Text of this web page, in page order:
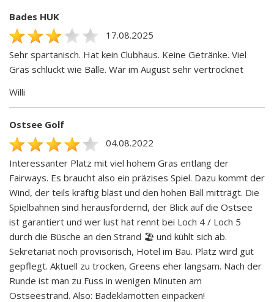
Bades HUK
17.08.2025
Sehr spartanisch. Hat kein Clubhaus. Keine Getränke. Viel
Gras schluckt wie Bälle. War im August sehr vertrocknet
Willi
Ostsee Golf
04.08.2022
Interessanter Platz mit viel hohem Gras entlang der
Fairways. Es braucht also ein präzises Spiel. Dazu kommt der
Wind, der teils kräftig bläst und den hohen Ball mitträgt. Die
Spielbahnen sind herausfordernd, der Blick auf die Ostsee
ist garantiert und wer lust hat rennt bei Loch 4 / Loch 5
durch die Büsche an den Strand 🏖 und kühlt sich ab.
Sekretariat noch provisorisch, Hotel im Bau. Platz wird gut
gepflegt. Aktuell zu trocken, Greens eher langsam. Nach der
Runde ist man zu Fuss in wenigen Minuten am
Ostseestrand. Also: Badeklamotten einpacken!